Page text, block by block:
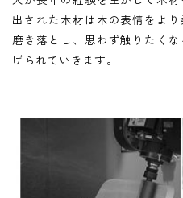
出された木材は木の表情をよ
磨き落とし、思わず触りたく
げられていきます。